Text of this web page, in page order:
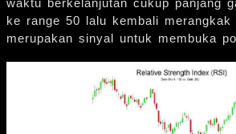
ke range 50 lalu kembali
merupakan sinyal untuk membuka